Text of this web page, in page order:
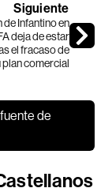
Siguiente
de Infantino en
deja de estar
el fracaso de
plan comercial
de